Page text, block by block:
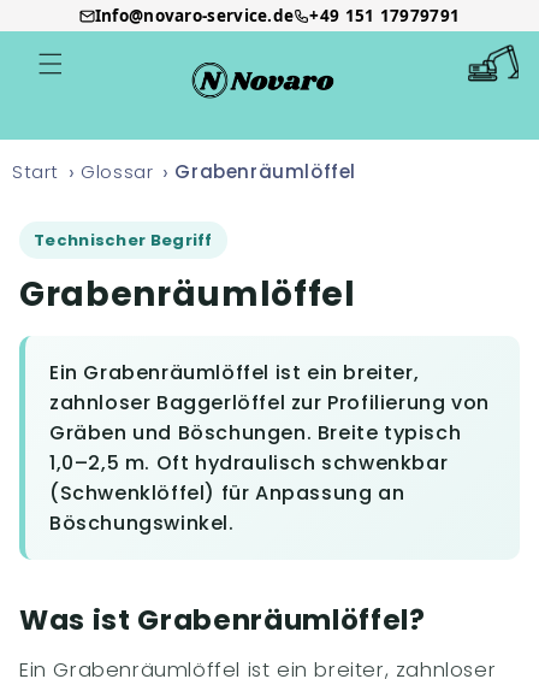
Direkt
zum
Inhalt
Info@novaro-service.de +49 151 17979791
Start Glossar Grabenräumlöffel
Technischer Begriff
Grabenräumlöffel
Ein Grabenräumlöffel ist ein breiter,
zahnloser Baggerlöffel zur Profilierung von
Gräben und Böschungen. Breite typisch
1,0–2,5 m. Oft hydraulisch schwenkbar
(Schwenklöffel) für Anpassung an
Böschungswinkel.
Was ist Grabenräumlöffel?
Ein Grabenräumlöffel ist ein breiter, zahnloser